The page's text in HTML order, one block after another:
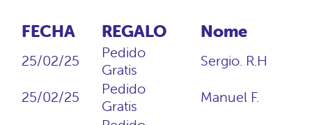
FECHA REGALO Nome
25/02/25
Pedido
Gratis
Sergio. R.H
25/02/25
Pedido
Gratis
Manuel F.